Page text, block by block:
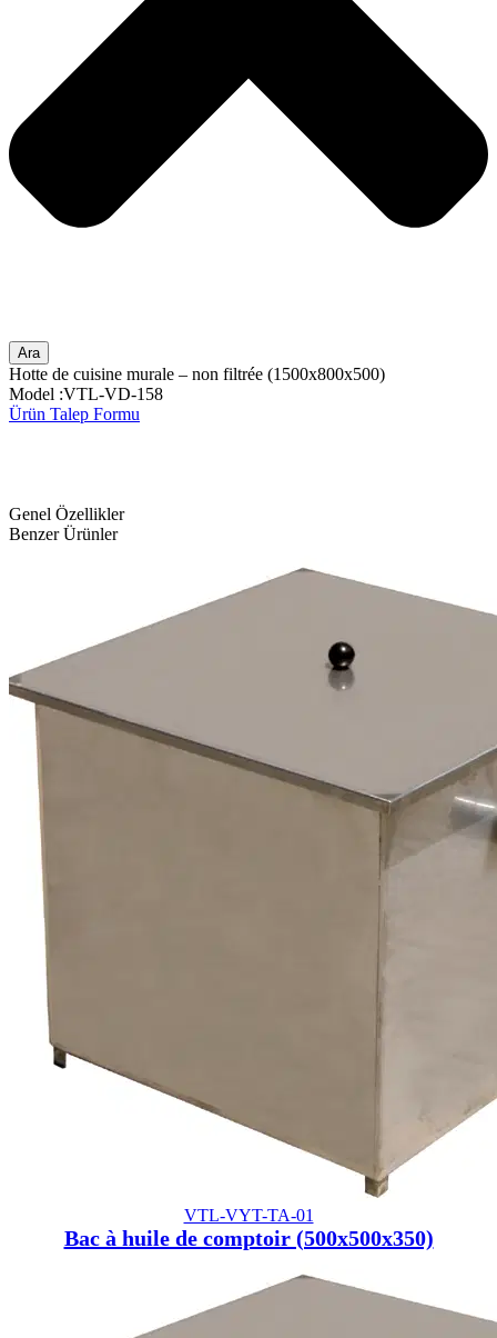
Ara
Hotte de cuisine murale – non filtrée (1500x800x500)
Model :VTL-VD-158
Ürün Talep Formu
Genel Özellikler
Benzer Ürünler
VTL-VYT-TA-01
Bac à huile de comptoir (500x500x350)